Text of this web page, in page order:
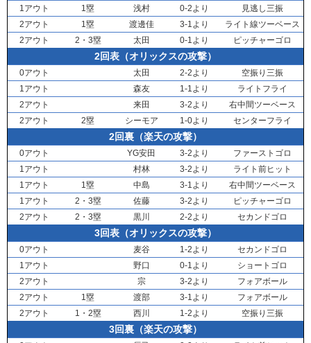
1アウト
1塁 浅村 0-2より
見逃し三振
2アウト
1塁 渡邊佳 3-1より
ライト線ツーベース
2アウト
2・3塁 太田 0-1より ピッチャーゴロ
2回表（オリックスの攻撃）
0アウト 太田 2-2より
空振り三振
1アウト
森友 1-1より
ライトフライ
2アウト
来田 3-2より
右中間ツーベース
2アウト
2塁 シーモア 1-0より センターフライ
2回裏（楽天の攻撃）
0アウト YG安田 3-2より
ファーストゴロ
1アウト
村林 3-2より
ライト前ヒット
1アウト
1塁 中島 3-1より
右中間ツーベース
1アウト
2・3塁 佐藤 3-2より
ピッチャーゴロ
2アウト
2・3塁 黒川 2-2より セカンドゴロ
3回表（オリックスの攻撃）
0アウト 麦谷 1-2より
セカンドゴロ
1アウト
野口 0-1より
ショートゴロ
2アウト
宗 3-2より
フォアボール
2アウト
1塁 渡部 3-1より
フォアボール
2アウト
1・2塁 西川 1-2より 空振り三振
3回裏（楽天の攻撃）